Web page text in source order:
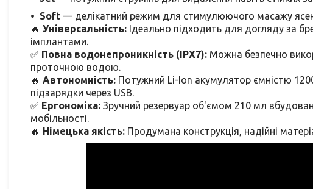
Soft — делікатний режим для стимулюючого масажу
🔥 Універсальність: Ідеально підходить для догляду за
імплантами.
✅ Повна водонепроникність (IPX7): Можна безпечно
проточною водою.
🔥 Автономність: Потужний Li-Ion акумулятор ємністю
підзарядки через USB.
✅ Ергономіка: Зручний резервуар об'ємом 210 мл
мобільності.
🔥 Німецька якість: Продумана конструкція, надійні